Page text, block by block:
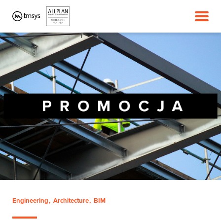
Engineering Architecture BIM